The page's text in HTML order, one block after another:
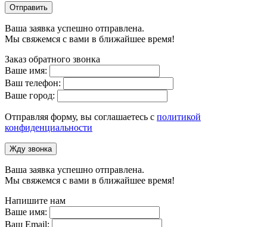
Отправить
Ваша заявка успешно отправлена.
Мы свяжемся с вами в ближайшее время!
Заказ обратного звонка
Ваше имя:
Ваш телефон:
Ваше город:
Отправляя форму, вы соглашаетесь с политикой
конфиденциальности
Жду звонка
Ваша заявка успешно отправлена.
Мы свяжемся с вами в ближайшее время!
Напишите нам
Ваше имя:
Ваш Email: